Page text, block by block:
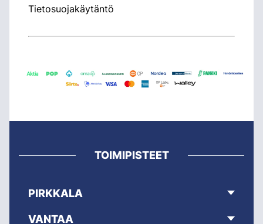
Tietosuojakäytäntö
TOIMIPISTEET
PIRKKALA
VANTAA